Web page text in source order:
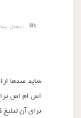
ارسال پیامک
شاید صدها
اس ام اس برای
برای آن تبلیغ